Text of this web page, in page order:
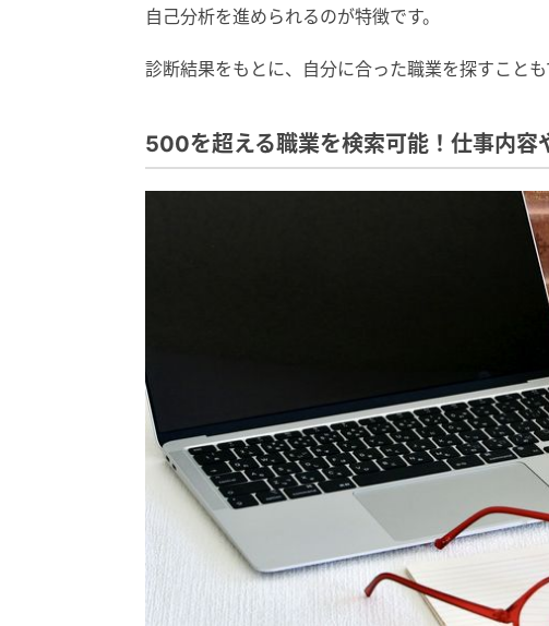
自己分析を進められるのが特徴です。
診断結果をもとに、自分に合った職業を探すことも
500を超える職業を検索可能！仕事内容